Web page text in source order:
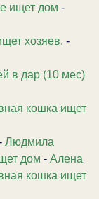
ищет дом -
хозяев. -
в дар (10 мес)
кошка ищет
Людмила
дом - Алена
кошка ищет